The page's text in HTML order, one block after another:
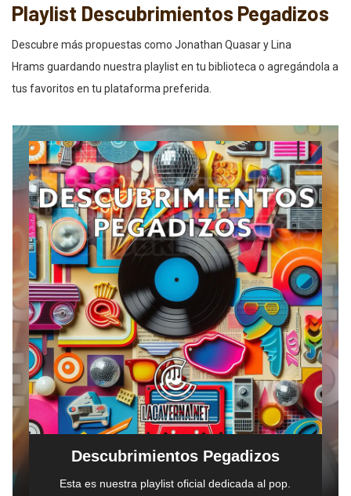
Playlist Descubrimientos Pegadizos
Descubre más propuestas como Jonathan Quasar y Lina
Hrams guardando nuestra playlist en tu biblioteca o agregándola a
tus favoritos en tu plataforma preferida.